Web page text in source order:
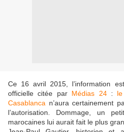
Ce 16 avril 2015, l’information
officielle citée par Médias 24:
Casablanca n’aura certainement
l’autorisation. Dommage, un
marocaines lui aurait fait le plus